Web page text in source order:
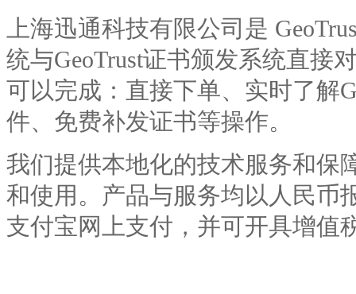
上海迅通科技有限公司是
统与GeoTrust证书颁发系统直接
可以完成：直接下单、实时了解
件、免费补发证书等操作。
我们提供本地化的技术服务和保
和使用。产品与服务均以人民币
支付宝网上支付，并可开具增值